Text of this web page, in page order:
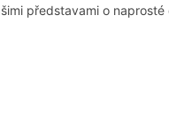
představami o naprosté